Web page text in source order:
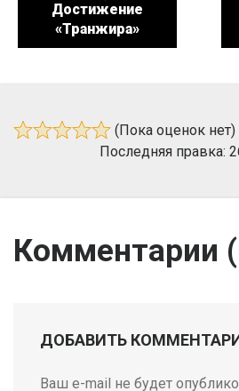
Достижение
«Транжира»
(Пока оценок нет)
Последняя правка:
Комментарии (
ДОБАВИТЬ
Ваш e-mail не будет